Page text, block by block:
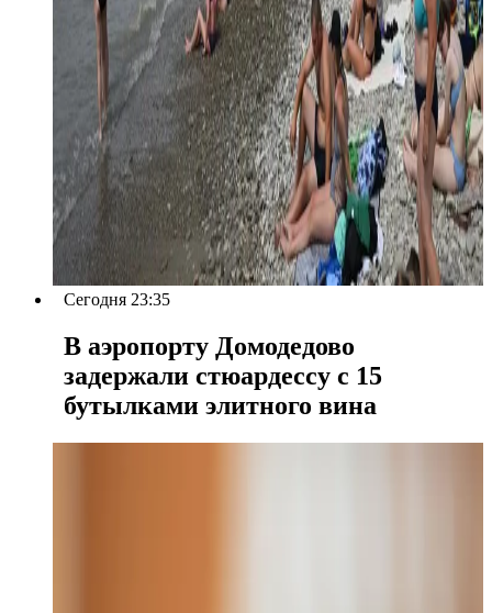
Сегодня 23:35
В аэропорту Домодедово
задержали стюардессу с 15
бутылками элитного вина